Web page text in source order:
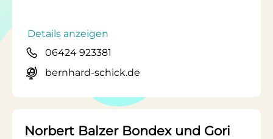
Details anzeigen
06424 923381
bernhard-schick.de
Norbert Balzer Bondex und Gori